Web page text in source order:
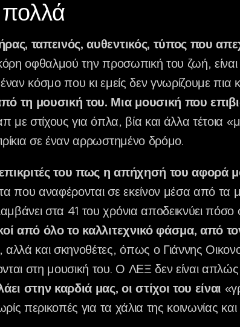
ταπεινός, αυθεντικός, τύπος που
οφθαλμού την προσωπική του ζωή, είναι
κόσμο που κι εμείς δεν γνωρίζουμε
τη μουσική του. Μια μουσική που
με στίχους για όπλα, βία και άλλα τέτοια
σε έναν αρρωστημένο δρόμο.
του πως η απήχησή του αφορά
που αναφέρονται σε εκείνον μέσα από τα
στα 41 του χρόνια αποδεικνύει πόσο
από όλο το καλλιτεχνικό φάσμα, από
και σκηνοθέτες, όπως ο Γιάννης
στη μουσική του. Ο ΛΕΞ δεν είναι
στην καρδιά μας, οι στίχοι του είναι
περικοπές για τα χάλια της κοινωνίας